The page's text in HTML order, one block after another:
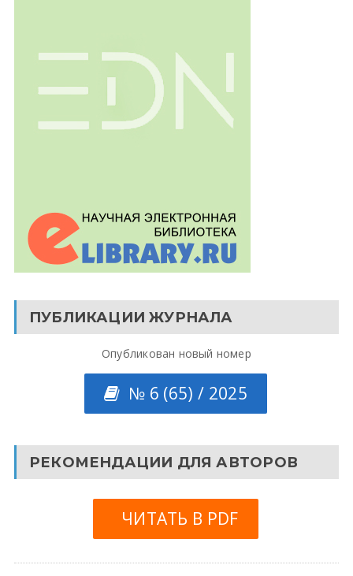
ПУБЛИКАЦИИ ЖУРНАЛА
Опубликован новый номер
№ 6 (65) / 2025
РЕКОМЕНДАЦИИ ДЛЯ АВТОРОВ
ЧИТАТЬ В PDF